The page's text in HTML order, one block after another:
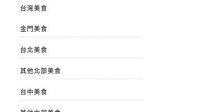
台灣美食
金門美食
台北美食
其他北部美食
台中美食